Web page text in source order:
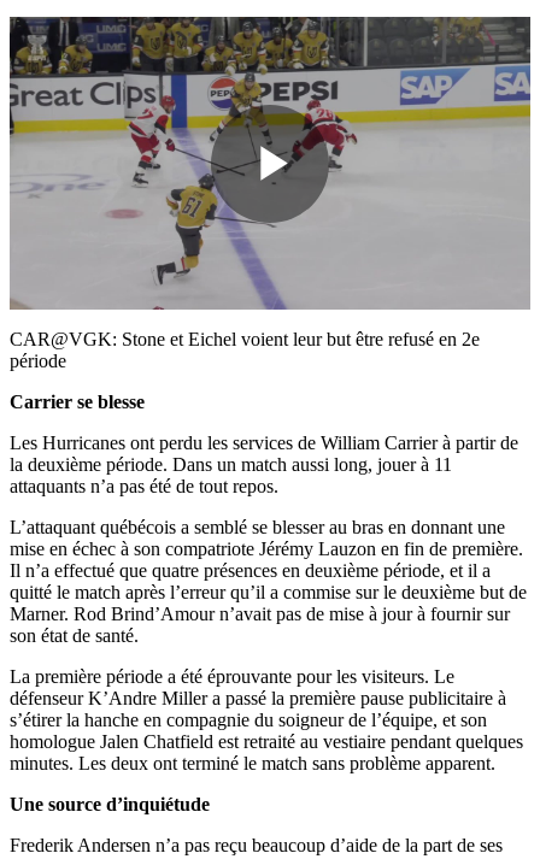
Play
Video
CAR@VGK: Stone et Eichel voient leur but être refusé en 2e
période
Carrier se blesse
Les Hurricanes ont perdu les services de William Carrier à partir de
la deuxième période. Dans un match aussi long, jouer à 11
attaquants n’a pas été de tout repos.
L’attaquant québécois a semblé se blesser au bras en donnant une
mise en échec à son compatriote Jérémy Lauzon en fin de première.
Il n’a effectué que quatre présences en deuxième période, et il a
quitté le match après l’erreur qu’il a commise sur le deuxième but de
Marner. Rod Brind’Amour n’avait pas de mise à jour à fournir sur
son état de santé.
La première période a été éprouvante pour les visiteurs. Le
défenseur K’Andre Miller a passé la première pause publicitaire à
s’étirer la hanche en compagnie du soigneur de l’équipe, et son
homologue Jalen Chatfield est retraité au vestiaire pendant quelques
minutes. Les deux ont terminé le match sans problème apparent.
Une source d’inquiétude
Frederik Andersen n’a pas reçu beaucoup d’aide de la part de ses